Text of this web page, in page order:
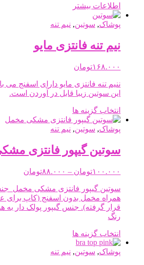
صفحه
محصول
انتخاب
اطلاعات بیشتر
پوشاک, سوتین, نیم تنه
نیم تنه فانتزی مایو
۱۶۸.۰۰۰تومان
ننیم تنه فانتزی مایو دارای اسفنج
این سوتین زیبا قابل در آوردن است.
انتخاب گزینه ها
محصول
دارای
مختلفی
می
گزینه
ممکن
است
در
انتخاب
شوند
پوشاک, سوتین, نیم تنه
سوتین گیپور فانتزی
۱۰۰.۰۰۰تومان – ۸۸.۰۰۰تومان
through
سوتین گیپور فانتزی مشکی مخمل
همراه مخمل بدون اسفنج (کاپ برای
قرار گرفته). جنس گیپور پولک دار به
رنگ
انتخاب گزینه ها
دارای
پوشاک, سوتین, نیم تنه